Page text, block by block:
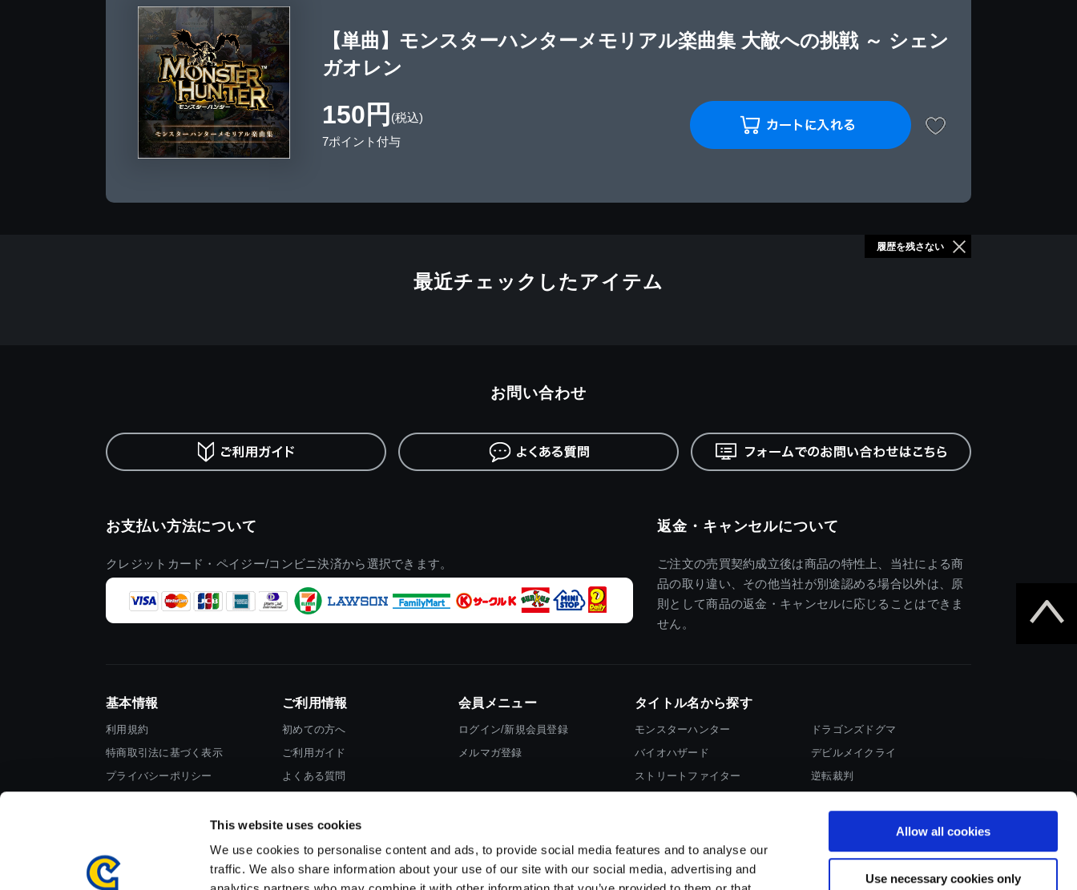
This website uses cookies
We use cookies to personalise content and ads, to provide social media features and to analyse our
traffic. We also share information about your use of our site with our social media, advertising and
Allow all cookies
Use necessary cookies only
【単曲】モンスターハンターメモリアル楽曲集 大敵への挑戦 ～ シェン
ガオレン
150円 (税込)
7ポイント付与
最近チェックしたアイテム
履歴を残さない
お支払い方法について
クレジットカード・ペイジー/コンビニ決済から選択できます。
返金・キャンセルについて
ご注文の売買契約成立後は商品の特性上、当社による商
品の取り違い、その他当社が別途認める場合以外は、原
則として商品の返金・キャンセルに応じることはできま
せん。
お問い合わせ
基本情報
利用規約
特商取引法に基づく表示
プライバシーポリシー
ご利用情報
初めての方へ
ご利用ガイド
よくある質問
会員メニュー
ログイン/新規会員登録
メルマガ登録
タイトル名から探す
モンスターハンター
バイオハザード
ストリートファイター
ドラゴンズドグマ
デビルメイクライ
逆転裁判